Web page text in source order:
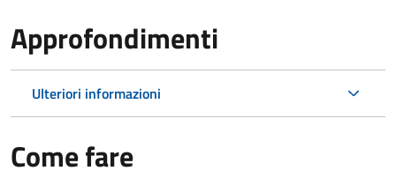
Approfondimenti
Ulteriori informazioni
Come fare